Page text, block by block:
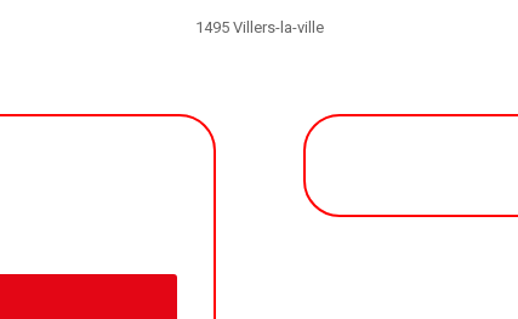
1495 Villers-la-ville